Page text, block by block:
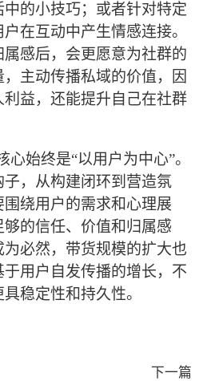
的小技巧；或者针对特定
在互动中产生情感连接。
感后，会更愿意为社群的
主动传播私域的价值，因
益，还能提升自己在社群
心始终是“以用户为中心”。
，从构建闭环到营造氛
围绕用户的需求和心理展
的信任、价值和归属感
必然，带货规模的扩大也
用户自发传播的增长，不
稳定性和持久性。
下一篇